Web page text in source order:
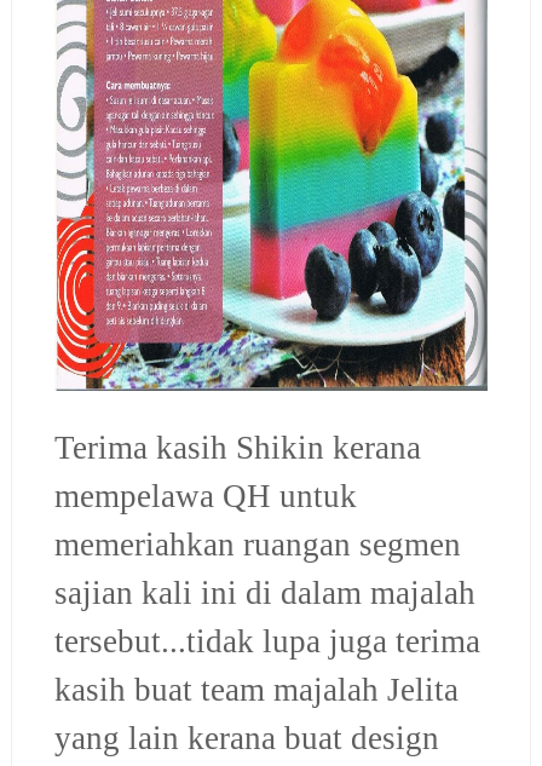
Terima kasih Shikin kerana
mempelawa QH untuk
memeriahkan ruangan segmen
sajian kali ini di dalam majalah
tersebut...tidak lupa juga terima
kasih buat team majalah Jelita
yang lain kerana buat design